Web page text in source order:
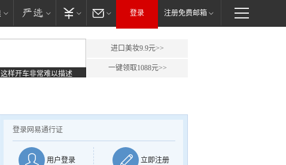
登录 注册免费邮箱
这样开车非常难以描述
进口美妆9.9元>>
一键领取1088元>>
登录网易通行证
用户登录 立即注册